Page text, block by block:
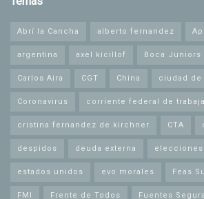
Abrí la Cancha alberto fernandez
argentina axel kicillof Boca Juniors
Carlos Aira CGT China ciudad de
Coronavirus corriente federal de
cristina fernandez de kirchner CTA
despidos deuda externa elecciones
estados unidos evo morales Feas
FMI Frente de Todos Fuentes